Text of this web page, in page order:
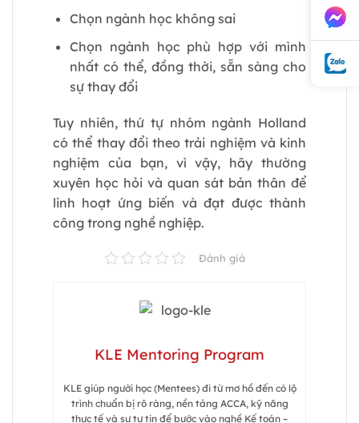
Chọn ngành học không sai
Chọn ngành học phù hợp với mình
nhất có thể, đồng thời, sẵn sàng cho
sự thay đổi
Tuy nhiên, thứ tự nhóm ngành Holland
có thể thay đổi theo trải nghiệm và kinh
nghiệm của bạn, vì vậy, hãy thường
xuyên học hỏi và quan sát bản thân để
linh hoạt ứng biến và đạt được thành
công trong nghề nghiệp.
Đánh giá
KLE Mentoring Program
KLE giúp người học (Mentees) đi từ mơ hồ đến có lộ
trình chuẩn bị rõ ràng, nền tảng ACCA, kỹ năng
thực tế và sự tự tin để bước vào nghề Kế toán –